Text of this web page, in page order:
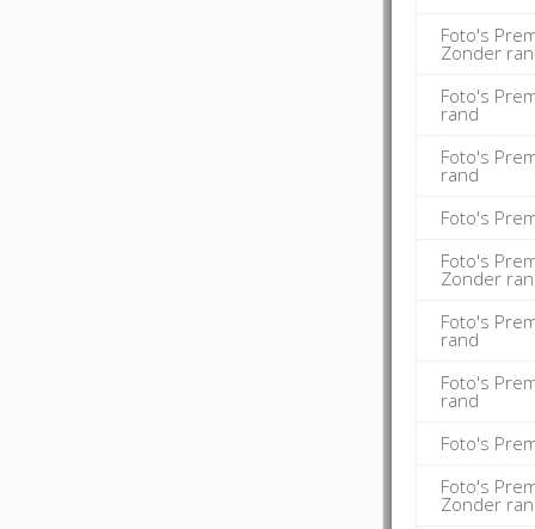
Foto's
Zonder
Foto's
rand
Foto's
rand
Foto's
Foto's
Zonder
Foto's
rand
Foto's
rand
Foto's
Foto's
Zonder